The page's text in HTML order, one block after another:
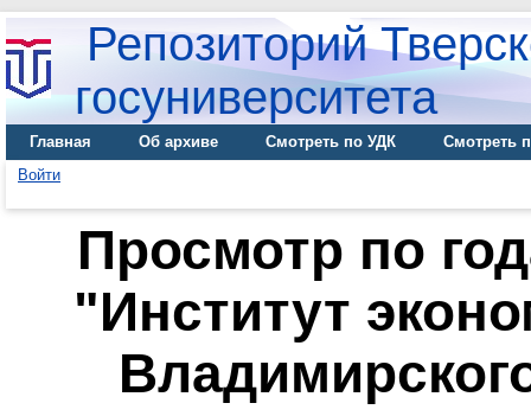
Репозиторий
госуниверситета
Главная Об архиве Смотреть по УДК
Смотреть
Войти
Просмотр по
"Институт